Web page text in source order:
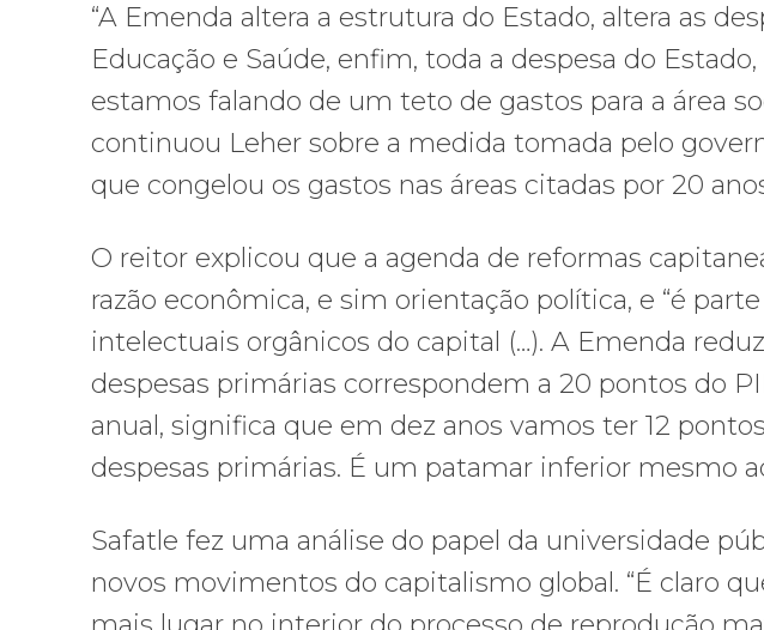
“A Emenda altera a estrutura do Estado, altera as
Educação e Saúde, enfim, toda a despesa do
estamos falando de um teto de gastos para a área
continuou Leher sobre a medida tomada pelo
que congelou os gastos nas áreas citadas por 20
O reitor explicou que a agenda de reformas
razão econômica, e sim orientação política, e “é
intelectuais orgânicos do capital (…). A Emenda
despesas primárias correspondem a 20 pontos do
anual, significa que em dez anos vamos ter 12
despesas primárias. É um patamar inferior mesmo
Safatle fez uma análise do papel da universidade
novos movimentos do capitalismo global. “É claro